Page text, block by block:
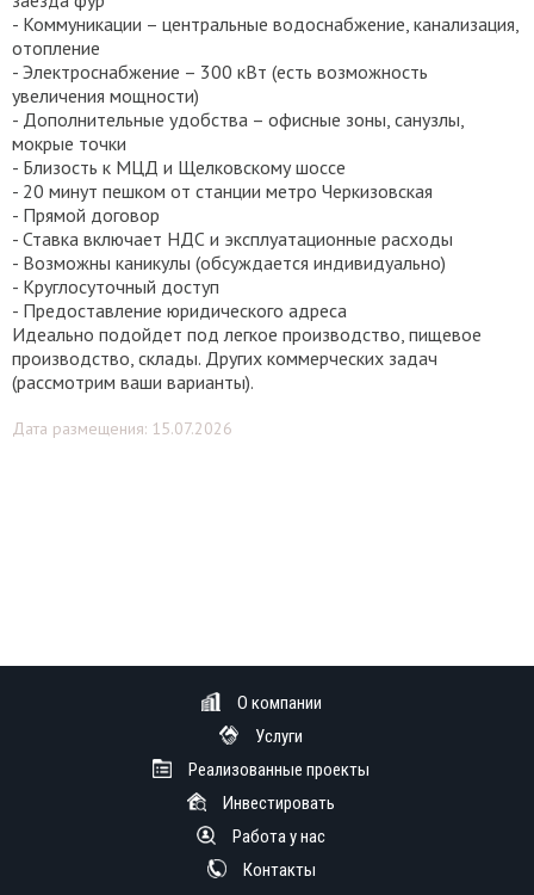
- Коммуникации – центральные водоснабжение, канализация,
отопление
- Электроснабжение – 300 кВт (есть возможность
увеличения мощности)
- Дополнительные удобства – офисные зоны, санузлы,
мокрые точки
- Близость к МЦД и Щелковскому шоссе
- 20 минут пешком от станции метро Черкизовская
- Прямой договор
- Ставка включает НДС и эксплуатационные расходы
- Возможны каникулы (обсуждается индивидуально)
- Круглосуточный доступ
- Предоставление юридического адреса
Идеально подойдет под легкое производство, пищевое
производство, склады. Других коммерческих задач
(рассмотрим ваши варианты).
Дата размещения: 15.07.2026
О компании
Услуги
Реализованные проекты
Инвестировать
Работа у нас
Контакты